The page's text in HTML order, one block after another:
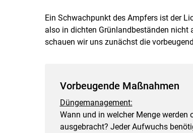
Ein Schwachpunkt des Ampfers ist der
also in dichten Grünlandbeständen nicht
schauen wir uns zunächst die
Vorbeugende Maßnahmen
Düngemanagement:
Wann und in welcher Menge werden
ausgebracht? Jeder Aufwuchs